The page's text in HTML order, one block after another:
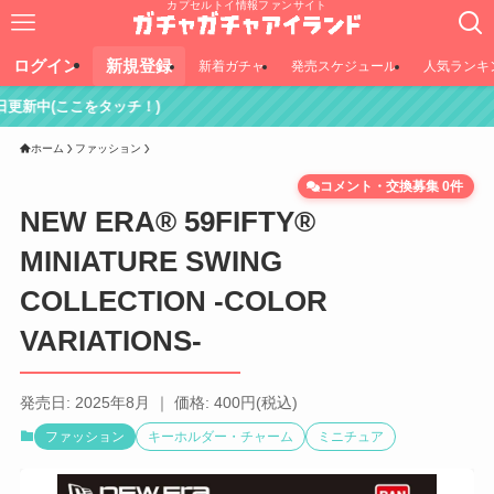
カプセルトイ情報ファンサイト
ログイン 新規登録 新着ガチャ 発売スケジュール 人気ランキ
チ！)
ホーム ファッション
NEW ERA® 59FIFTY®
MINIATURE SWING
COLLECTION -COLOR
VARIATIONS-
コメント・交換募集 0件
発売日: 2025年8月 ｜ 価格: 400円(税込)
ファッション キーホルダー・チャーム ミニチュア